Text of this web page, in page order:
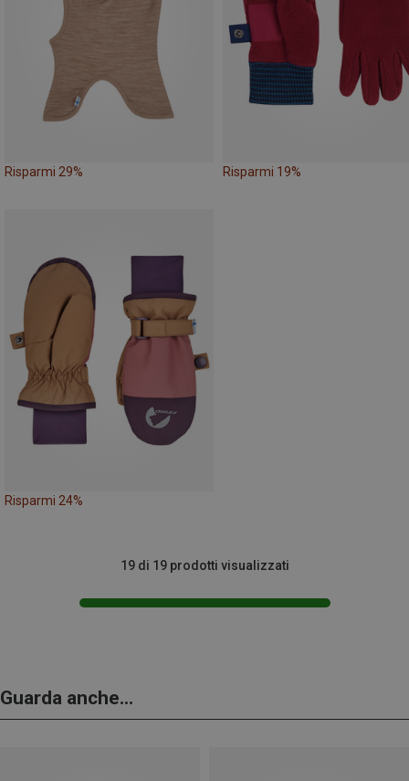
Risparmi 29% Risparmi 19%
Risparmi 24%
19 di 19 prodotti visualizzati
Guarda anche...